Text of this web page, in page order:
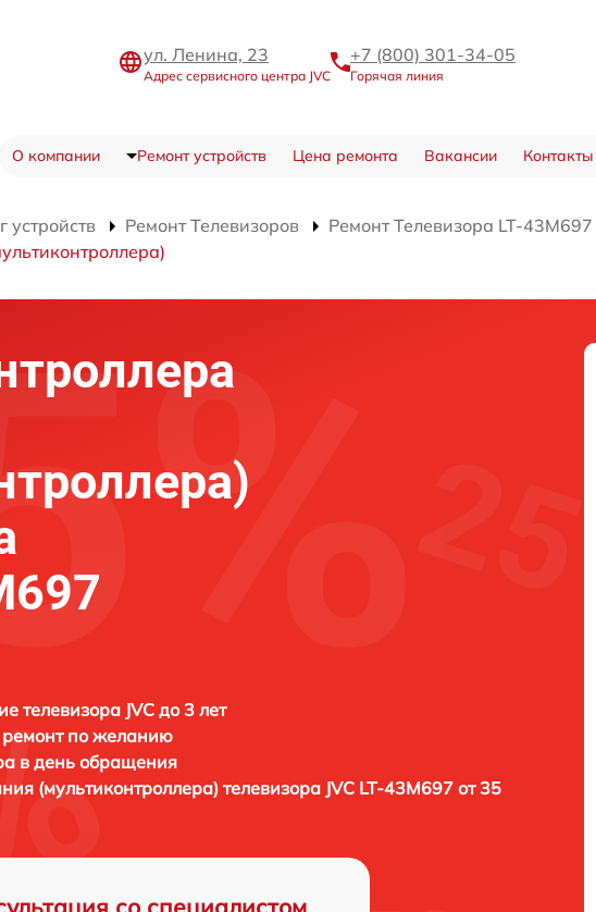
ул. Ленина, 23
Адрес сервисного центра JVC
+7 (800) 301-34-05
Горячая линия
О компании Ремонт устройств Цена ремонта Вакансии Контакты
устройств Ремонт Телевизоров
Ремонт Телевизора LT-43M697
телевизора JVC до 3 лет
ремонт по желанию
в день обращения
(мультиконтроллера) телевизора JVC LT-43M697 от 35